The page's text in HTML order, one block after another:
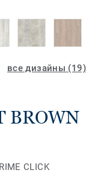
все дизайны (19)
BROWN
CLICK